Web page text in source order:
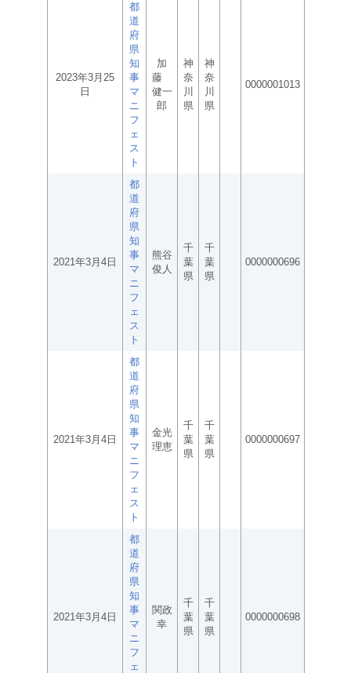
2023年3月25
日
都
道
府
県
知
事
マ
ニ
フ
ェ
ス
ト
加
藤
健一
郎
神
奈
川
県
神
奈
川
県
0000001013
2021年3月4日
都
道
府
県
知
事
マ
ニ
フ
ェ
ス
ト
熊谷
俊人
千
葉
県
千
葉
県
0000000696
2021年3月4日
都
道
府
県
知
事
マ
ニ
フ
ェ
ス
ト
金光
理恵
千
葉
県
千
葉
県
0000000697
2021年3月4日
都
道
府
県
知
事
マ
ニ
フ
ェ
関政
幸
千
葉
県
千
葉
県
0000000698